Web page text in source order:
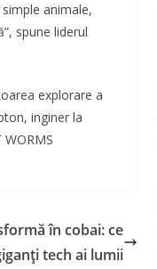
animale,
spune liderul
explorare a
inginer la
în cobai: ce
tech ai lumii